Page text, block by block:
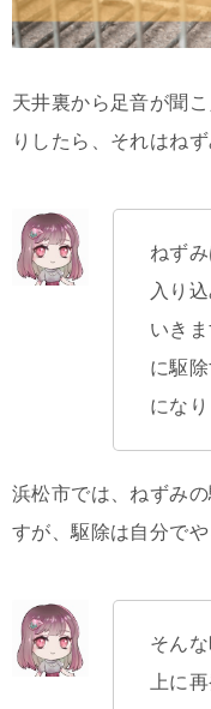
天井裏から足音が聞
りしたら、それはね
ねず
入り
いき
に駆
になり
浜松市では、ねずみ
すが、駆除は自分で
そん
上に